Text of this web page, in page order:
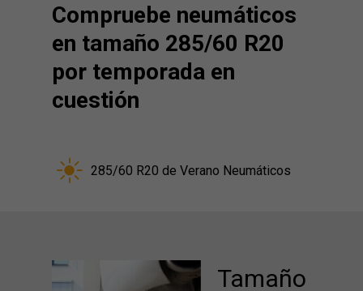
Compruebe neumáticos
en tamaño 285/60 R20
por temporada en
cuestión
285/60 R20 de Verano Neumáticos
Tamaño